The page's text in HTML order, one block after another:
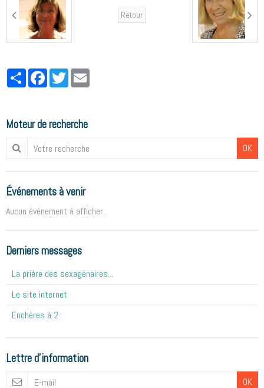
Retour
PartagerFacebookTwitter
Moteur de recherche
OK
Événements à venir
Aucun évènement à afficher.
Derniers messages
La prière des sexagénaires...
Le site internet
Enchères à 2
Lettre d'information
OK